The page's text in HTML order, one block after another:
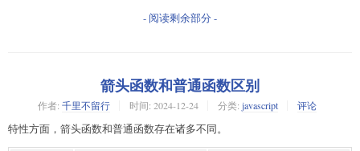
- 阅读剩余部分 -
箭头函数和普通函数区别
作者: 千里不留行 时间: 2024-12-24 分类: javascript 评论
特性方面，箭头函数和普通函数存在诸多不同。